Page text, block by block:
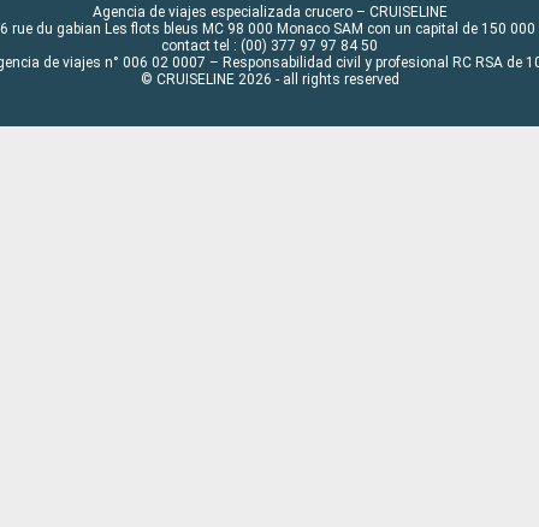
Agencia de viajes especializada crucero – CRUISELINE
rue du gabian Les flots bleus MC 98 000 Monaco SAM con un capital de 150 000
contact tel : (00) 377 97 97 84 50
de viajes n° 006 02 0007 – Responsabilidad civil y profesional RC RSA de
© CRUISELINE 2026 - all rights reserved